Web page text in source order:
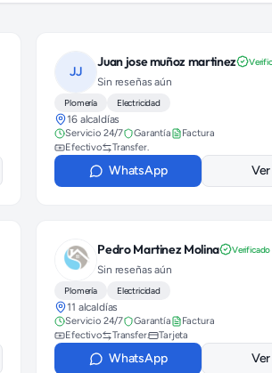
JJ
Juan jose muñoz martinez
Sin reseñas aún
Plomería Electricidad
16 alcaldías
Servicio 24/7 Garantía
Factura
Efectivo
Transfer.
WhatsApp
Pedro Martinez Molina Verificado
Sin reseñas aún
Plomería Electricidad
11 alcaldías
Servicio 24/7 Garantía
Factura
Efectivo
Transfer. Tarjeta
WhatsApp